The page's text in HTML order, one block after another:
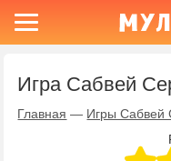
Игра Сабвей
Главная — Игры Сабвей